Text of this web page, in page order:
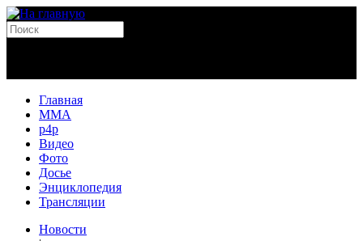
Главная
MMA
p4p
Видео
Фото
Досье
Энциклопедия
Трансляции
Новости